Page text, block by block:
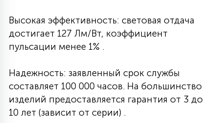
Высокая эффективность: световая отдача
достигает 127 Лм/Вт, коэффициент
пульсации менее 1% .
Надежность: заявленный срок службы
составляет 100 000 часов. На большинство
изделий предоставляется гарантия от 3 до
10 лет (зависит от серии) .